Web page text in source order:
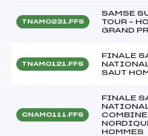
TNAM0231.FFS
SAMSE
TOUR –
GRAND
TNAM0121.FFS
FINALE
SAUT
CNAM0111.FFS
FINALE
COMBINE
HOMMES